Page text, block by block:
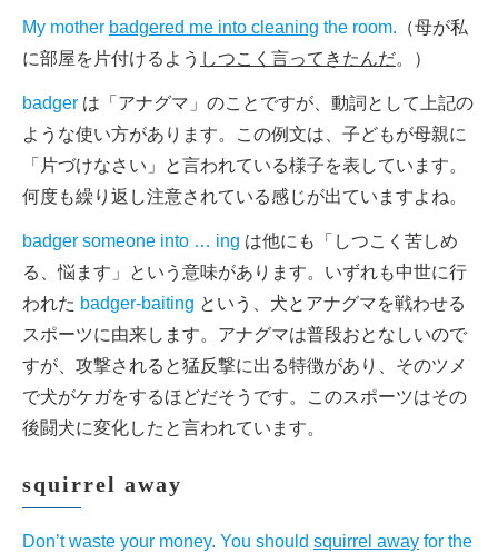
My mother badgered me into cleaning the room. （母が私
に部屋を片付けるよう しつこく言ってきたんだ。）
badger は「アナグマ」のことですが、動詞として上記の
ような使い方があります。この例文は、子どもが母親に
「片づけなさい」と言われている様子を表しています。
何度も繰り返し注意されている感じが出ていますよね。
badger someone into … ing は他にも「しつこく苦しめ
る、悩ます」という意味があります。いずれも中世に行
われた badger-baiting という、犬とアナグマを戦わせる
スポーツに由来します。アナグマは普段おとなしいので
すが、攻撃されると猛反撃に出る特徴があり、そのツメ
で犬がケガをするほどだそうです。このスポーツはその
後闘犬に変化したと言われています。
squirrel away
Don’t waste your money. You should squirrel away for the